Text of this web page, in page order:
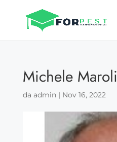
Michele Maroli
da admin | Nov 16, 2022